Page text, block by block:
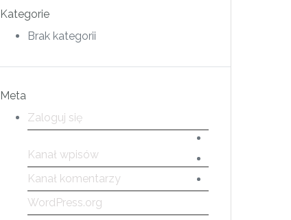
Kategorie
Brak kategorii
Meta
Zaloguj się
Kanał wpisów
Kanał komentarzy
WordPress.org